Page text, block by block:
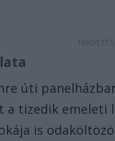
úti
tizedik emeleti
is